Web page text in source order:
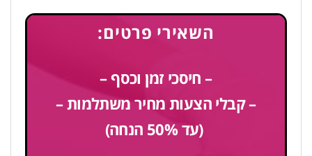
השאירי פרטים:
– חיסכי זמן וכסף –
– קבלי הצעות מחיר משתלמות –
(עד 50% הנחה)